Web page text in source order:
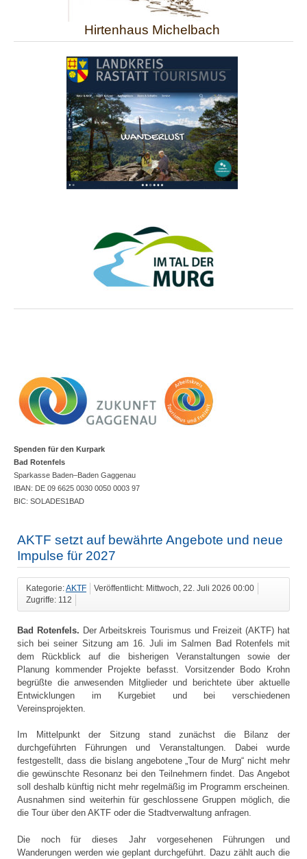
Hirtenhaus Michelbach
Spenden für den Kurpark
Bad Rotenfels
Sparkasse Baden–Baden Gaggenau
IBAN: DE 09 6625 0030 0050 0003 97
BIC: SOLADES1BAD
AKTF setzt auf bewährte Angebote und neue
Impulse für 2027
Kategorie:AKTF
Veröffentlicht: Mittwoch, 22. Juli 2026 00:00
Zugriffe: 112
Bad Rotenfels. Der Arbeitskreis Tourismus und Freizeit (AKTF) hat
sich bei seiner Sitzung am 16. Juli im Salmen Bad Rotenfels mit
dem Rückblick auf die bisherigen Veranstaltungen sowie der
Planung kommender Projekte befasst. Vorsitzender Bodo Krohn
begrüßte die anwesenden Mitglieder und berichtete über aktuelle
Entwicklungen im Kurgebiet und bei verschiedenen
Vereinsprojekten.
Im Mittelpunkt der Sitzung stand zunächst die Bilanz der
durchgeführten Führungen und Veranstaltungen. Dabei wurde
festgestellt, dass die bislang angebotene „Tour de Murg“ nicht mehr
die gewünschte Resonanz bei den Teilnehmern findet. Das Angebot
soll deshalb künftig nicht mehr regelmäßig im Programm erscheinen.
Ausnahmen sind weiterhin für geschlossene Gruppen möglich, die
die Tour über den AKTF oder die Stadtverwaltung anfragen.
Die noch für dieses Jahr vorgesehenen Führungen und
Wanderungen werden wie geplant durchgeführt. Dazu zählt auch die